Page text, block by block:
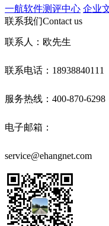
一航软件测评中心 企业
联系我们Contact us
联系人：欧先生
联系电话：18938840111
服务热线：400-870-6298
电子邮箱：
service@ehangnet.com